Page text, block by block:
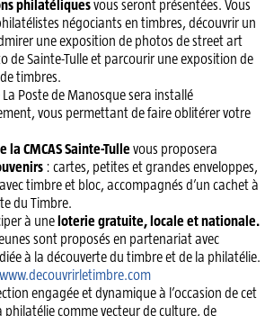
philatéliquesvous seront présentées. Vous
négociants en timbres, découvrir un
une exposition de photos de street art
de Sainte-Tulle et parcourir une exposition de
timbres.
Poste de Manosque sera installé
vous permettant de faire oblitérer votre
la CMCAS Sainte-Tulle vous proposera
: cartes, petites et grandes enveloppes,
timbre et bloc, accompagnés d’un cachet à
du Timbre.
à une loterie gratuite, locale et nationale.
sont proposés en partenariat avec
à la découverte du timbre et de la philatélie.
www.decouvrirletimbre.com
engagée et dynamique à l’occasion de cet
philatélie comme vecteur de culture, de